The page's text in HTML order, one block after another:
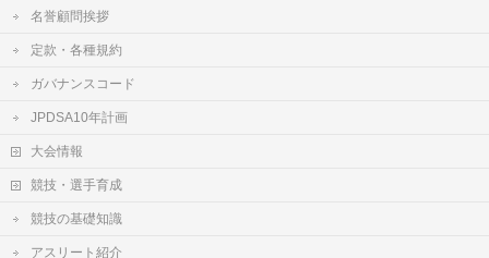
名誉顧問挨拶
定款・各種規約
ガバナンスコード
JPDSA10年計画
大会情報
競技・選手育成
競技の基礎知識
アスリート紹介